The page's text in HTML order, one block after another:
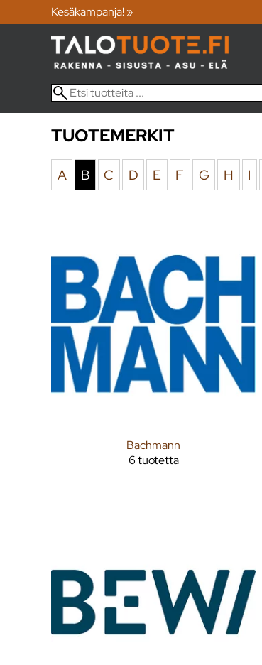
Kesäkampanja! »
TUOTEMERKIT
A B C D E F G H I
Bachmann
6 tuotetta